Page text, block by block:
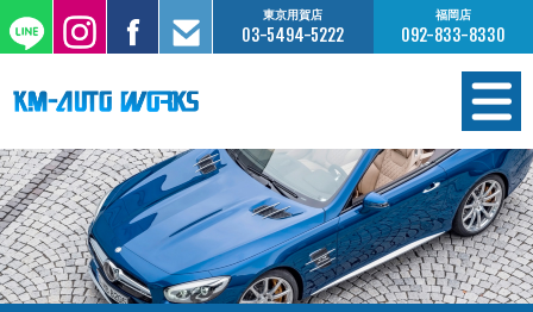
東京用賀店
03-5494-5222
福岡店
092-833-8330
在庫情報
オーダー販売
工場サービス